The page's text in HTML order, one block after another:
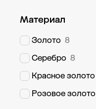
Материал
Золото 8
Серебро 8
Красное золото
Розовое золото